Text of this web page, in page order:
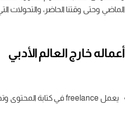
الماضي وحتى وقتنا الحاضر، والتحولات
أعماله خارج العالم الأدبي
يعمل freelance في كتابة المحتوى وتطويرة Content Creator، بالإضافة إلى إدارة الإنتاج، والنقد الفني.